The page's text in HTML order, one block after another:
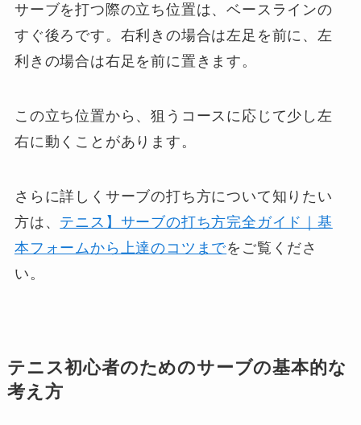
サーブを打つ際の立ち位置は、ベースラインの
すぐ後ろです。右利きの場合は左足を前に、左
利きの場合は右足を前に置きます。
この立ち位置から、狙うコースに応じて少し左
右に動くことがあります。
さらに詳しくサーブの打ち方について知りたい
方は、 テニス】サーブの打ち方完全ガイド｜基
本フォームから上達のコツまでをご覧くださ
い。
テニス初心者のためのサーブの基本的な
考え方